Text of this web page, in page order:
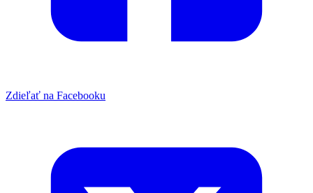
Zdieľať na Facebooku